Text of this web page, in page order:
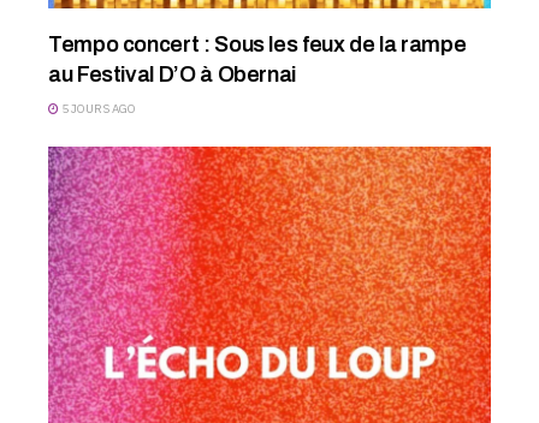
Tempo concert : Sous les feux de la rampe
au Festival D’O à Obernai
5 JOURS AGO